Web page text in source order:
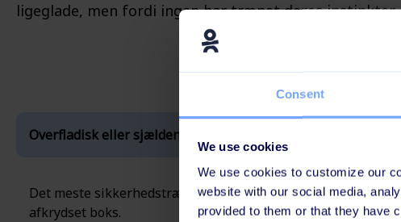
Consent
We use cookies
We use cookies to customize our
website with our social media,
provided to them or that they have
ligeglade, men fordi ingen har trænet deres instinkter.
Overfladisk eller sjælden awareness-træning
Det meste sikkerhedstræning sker en gang om året. En
afkrydset boks.